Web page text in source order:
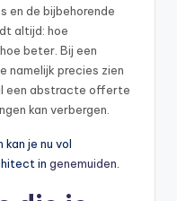
en de bijbehorende
altijd: hoe
beter. Bij een
namelijk precies zien
een abstracte offerte
kan verbergen.
je nu vol
in genemuiden